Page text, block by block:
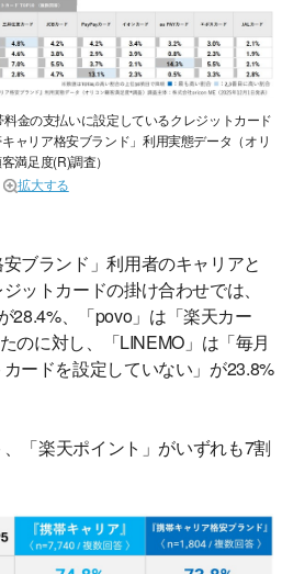
料金の支払いに設定しているクレジットカード
ャリア格安ブランド」利用実態データ（オリ
満足度(R)調査）
拡大する
ブランド」利用者のキャリアと
ットカードの掛け合わせでは、
28.4%、「povo」は「楽天カー
のに対し、「LINEMO」は「毎月
ードを設定していない」が23.8%
「楽天ポイント」がいずれも7割